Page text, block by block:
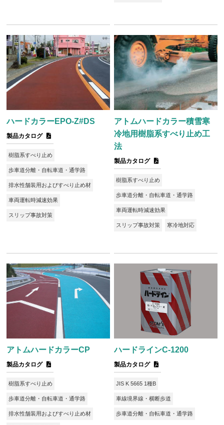
ハードカラーEPO-Z#DS
製品カタログ
樹脂系すべり止め
歩車道分離・自転車道・通学路
排水性舗装用およびすべり止め材
車両運転時減速効果
スリップ事故対策
アトムハードカラー積雪寒
冷地用樹脂系すべり止め工
法
製品カタログ
樹脂系すべり止め
歩車道分離・自転車道・通学路
車両運転時減速効果
スリップ事故対策 寒冷地対応
アトムハードカラーCP
製品カタログ
樹脂系すべり止め
歩車道分離・自転車道・通学路
排水性舗装用およびすべり止め材
ハードラインC-1200
製品カタログ
JIS K 5665 1種B
車線境界線・横断歩道
歩車道分離・自転車道・通学路